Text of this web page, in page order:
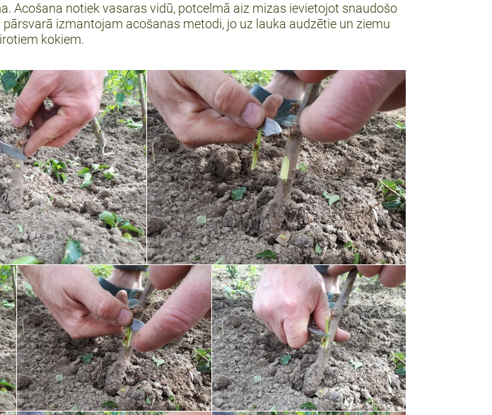
Acošana notiek vasaras vidū, potcelmā aiz mizas ievietojot snaudošo
izmantojam acošanas metodi, jo uz lauka audzētie un ziemu
kokiem.